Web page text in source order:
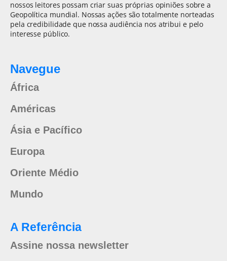
nossos leitores possam criar suas próprias opiniões sobre a
Geopolítica mundial. Nossas ações são totalmente norteadas
pela credibilidade que nossa audiência nos atribui e pelo
interesse público.
Navegue
África
Américas
Ásia e Pacífico
Europa
Oriente Médio
Mundo
A Referência
Assine nossa newsletter